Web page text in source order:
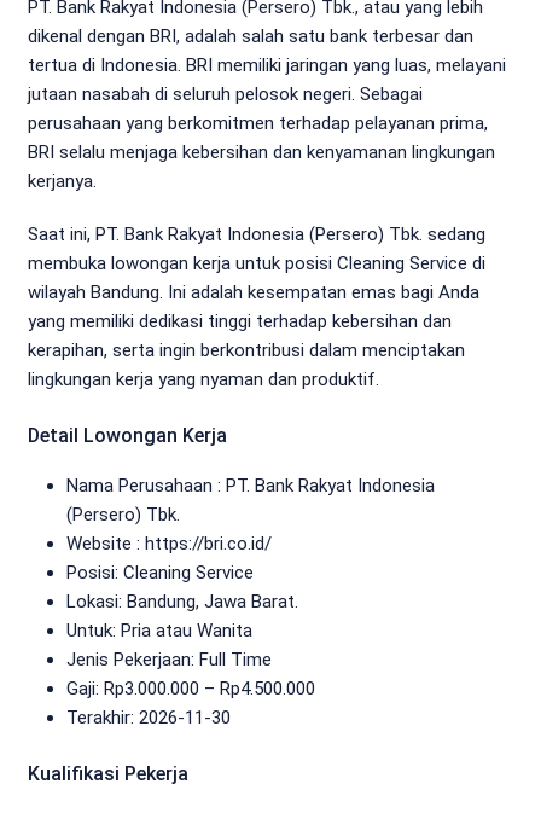
PT. Bank Rakyat Indonesia (Persero) Tbk., atau yang lebih
dikenal dengan BRI, adalah salah satu bank terbesar dan
tertua di Indonesia. BRI memiliki jaringan yang luas, melayani
jutaan nasabah di seluruh pelosok negeri. Sebagai
perusahaan yang berkomitmen terhadap pelayanan prima,
BRI selalu menjaga kebersihan dan kenyamanan lingkungan
kerjanya.
Saat ini, PT. Bank Rakyat Indonesia (Persero) Tbk. sedang
membuka lowongan kerja untuk posisi Cleaning Service di
wilayah Bandung. Ini adalah kesempatan emas bagi Anda
yang memiliki dedikasi tinggi terhadap kebersihan dan
kerapihan, serta ingin berkontribusi dalam menciptakan
lingkungan kerja yang nyaman dan produktif.
Detail Lowongan Kerja
Nama Perusahaan : PT. Bank Rakyat Indonesia
(Persero) Tbk.
Website : https://bri.co.id/
Posisi: Cleaning Service
Lokasi: Bandung, Jawa Barat.
Untuk: Pria atau Wanita
Jenis Pekerjaan: Full Time
Gaji: Rp3.000.000 – Rp4.500.000
Terakhir: 2026-11-30
Kualifikasi Pekerja